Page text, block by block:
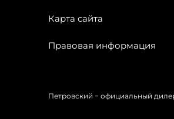
Карта сайта
Правовая информация
Петровский − официальный